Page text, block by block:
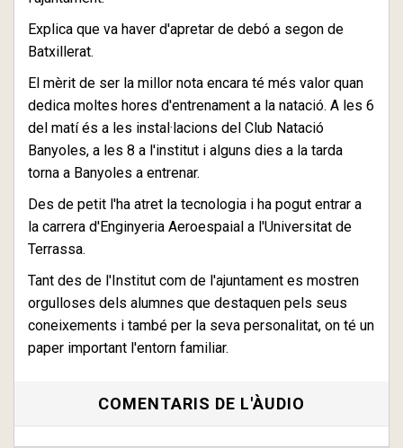
Explica que va haver d'apretar de debó a segon de
Batxillerat.
El mèrit de ser la millor nota encara té més valor quan
dedica moltes hores d'entrenament a la natació. A les 6
del matí és a les instal·lacions del Club Natació
Banyoles, a les 8 a l'institut i alguns dies a la tarda
torna a Banyoles a entrenar.
Des de petit l'ha atret la tecnologia i ha pogut entrar a
la carrera d'Enginyeria Aeroespaial a l'Universitat de
Terrassa.
Tant des de l'Institut com de l'ajuntament es mostren
orgulloses dels alumnes que destaquen pels seus
coneixements i també per la seva personalitat, on té un
paper important l'entorn familiar.
COMENTARIS DE L'ÀUDIO